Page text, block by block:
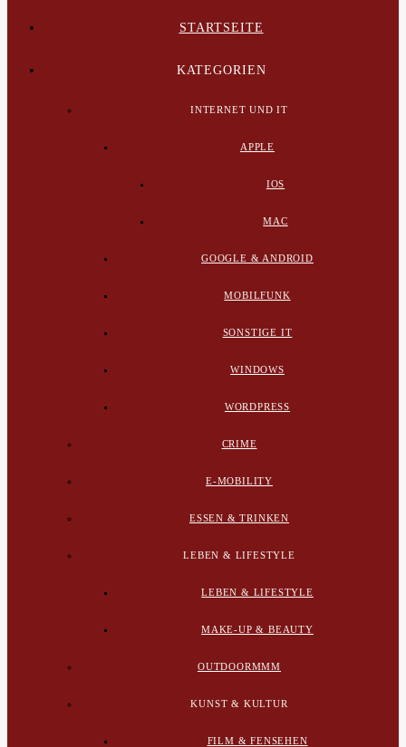
STARTSEITE
KATEGORIEN
INTERNET UND IT
APPLE
IOS
MAC
GOOGLE & ANDROID
MOBILFUNK
SONSTIGE IT
WINDOWS
WORDPRESS
CRIME
E-MOBILITY
ESSEN & TRINKEN
LEBEN & LIFESTYLE
LEBEN & LIFESTYLE
MAKE-UP & BEAUTY
OUTDOORMMM
KUNST & KULTUR
FILM & FENSEHEN